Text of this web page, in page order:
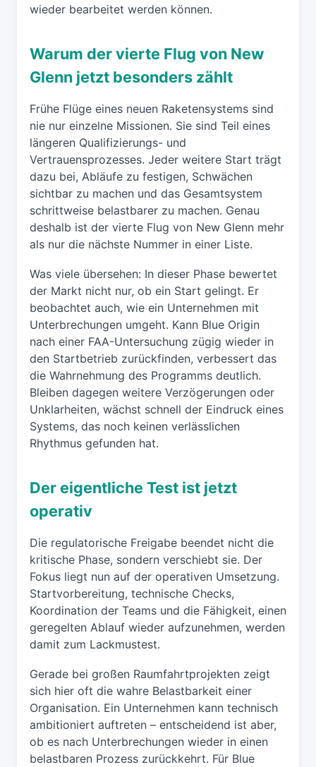
wieder bearbeitet werden können.
Warum der vierte Flug von New
Glenn jetzt besonders zählt
Frühe Flüge eines neuen Raketensystems sind
nie nur einzelne Missionen. Sie sind Teil eines
längeren Qualifizierungs- und
Vertrauensprozesses. Jeder weitere Start trägt
dazu bei, Abläufe zu festigen, Schwächen
sichtbar zu machen und das Gesamtsystem
schrittweise belastbarer zu machen. Genau
deshalb ist der vierte Flug von New Glenn mehr
als nur die nächste Nummer in einer Liste.
Was viele übersehen: In dieser Phase bewertet
der Markt nicht nur, ob ein Start gelingt. Er
beobachtet auch, wie ein Unternehmen mit
Unterbrechungen umgeht. Kann Blue Origin
nach einer FAA-Untersuchung zügig wieder in
den Startbetrieb zurückfinden, verbessert das
die Wahrnehmung des Programms deutlich.
Bleiben dagegen weitere Verzögerungen oder
Unklarheiten, wächst schnell der Eindruck eines
Systems, das noch keinen verlässlichen
Rhythmus gefunden hat.
Der eigentliche Test ist jetzt
operativ
Die regulatorische Freigabe beendet nicht die
kritische Phase, sondern verschiebt sie. Der
Fokus liegt nun auf der operativen Umsetzung.
Startvorbereitung, technische Checks,
Koordination der Teams und die Fähigkeit, einen
geregelten Ablauf wieder aufzunehmen, werden
damit zum Lackmustest.
Gerade bei großen Raumfahrtprojekten zeigt
sich hier oft die wahre Belastbarkeit einer
Organisation. Ein Unternehmen kann technisch
ambitioniert auftreten – entscheidend ist aber,
ob es nach Unterbrechungen wieder in einen
belastbaren Prozess zurückkehrt. Für Blue